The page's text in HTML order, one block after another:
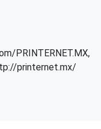
PRINTERNET.MX,
printernet.mx/